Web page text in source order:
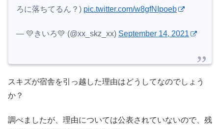
ろに落ちてるん？) pic.twitter.com/w8gfNIpoeb
— 💛きいろ💛 (@xx_skz_xx) September 14, 2021
スキズが宿舎を引っ越した理由はどうしてなのでしょう
か？
調べましたが、理由については公表されていないので、残